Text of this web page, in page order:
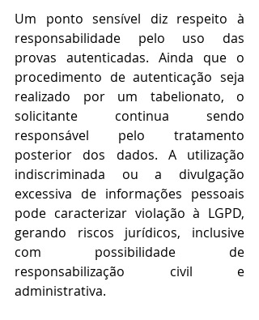
Um ponto sensível diz respeito à
responsabilidade pelo uso das
provas autenticadas. Ainda que o
procedimento de autenticação seja
realizado por um tabelionato, o
solicitante continua sendo
responsável pelo tratamento
posterior dos dados. A utilização
indiscriminada ou a divulgação
excessiva de informações pessoais
pode caracterizar violação à LGPD,
gerando riscos jurídicos, inclusive
com possibilidade de
responsabilização civil e
administrativa.